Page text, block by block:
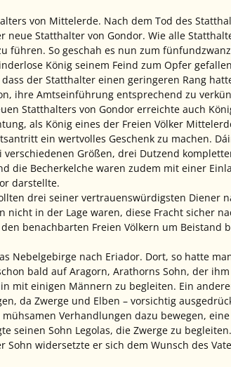
von Mittelerde. Nach dem Tod des
neue Statthalter von Gondor. Wie alle
führen. So geschah es nun zum
König seinem Feind zum Opfer
der Statthalter einen geringeren Rang
ihre Amtseinführung entsprechend zu
Statthalters von Gondor erreichte auch
als König eines der Freien Völker
ein wertvolles Geschenk zu machen.
Größen, drei Dutzend
die Becherkelche waren zudem mit einer
darstellte.
drei seiner vertrauenswürdigsten Diener
nicht in der Lage waren, diese Fracht sicher
benachbarten Freien Völkern um Beistand
Nebelgebirge nach Eriador. Dort, so hatte
bald auf Aragorn, Arathorns Sohn, der
mit einigen Männern zu begleiten. Ein
da Zwerge und Elben – vorsichtig
Verhandlungen dazu bewegen,
seinen Sohn Legolas, die Zwerge zu
widersetzte er sich dem Wunsch des